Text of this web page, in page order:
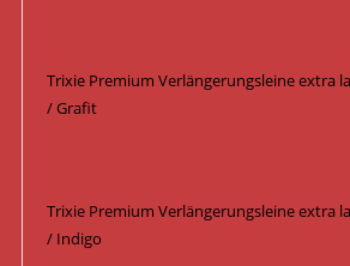
Trixie Premium Verlängerungsleine extra
/ Grafit
Trixie Premium Verlängerungsleine extra
/ Indigo